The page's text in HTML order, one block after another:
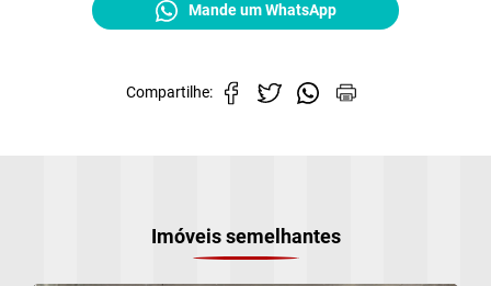
Mande um WhatsApp
Compartilhe:
Imóveis semelhantes